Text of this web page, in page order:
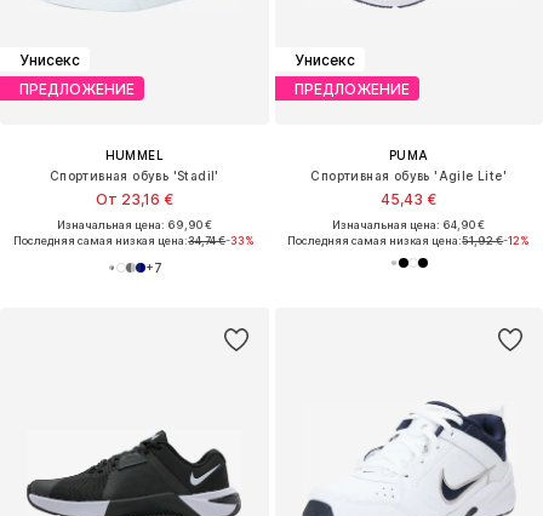
Унисекс
ПРЕДЛОЖЕНИЕ
HUMMEL
Спортивная обувь 'Stadil'
От 23,16 €
Изначальная цена: 69,90 €
Последняя самая низкая цена:34,74 €-33%
+7
Унисекс
ПРЕДЛОЖЕНИЕ
PUMA
Спортивная обувь 'Agile Lite'
45,43 €
Изначальная цена: 64,90 €
Последняя самая низкая цена:51,92 €-12%